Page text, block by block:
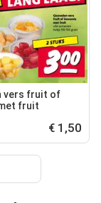
vers fruit of
fruit
€ 1,50